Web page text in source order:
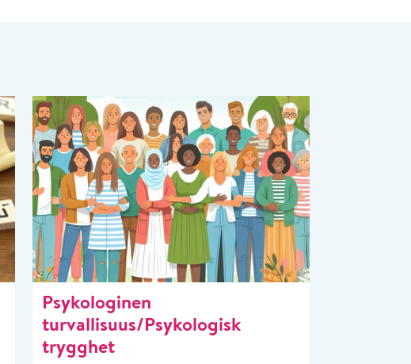
Psykologinen
turvallisuus/Psykologisk
trygghet